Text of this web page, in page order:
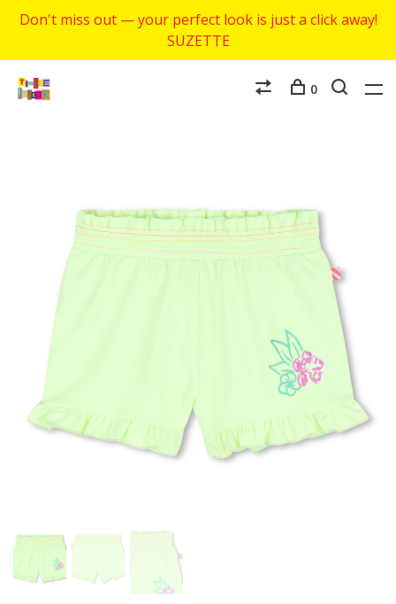
Don't miss out — your perfect look is just a click away!
SUZETTE
0